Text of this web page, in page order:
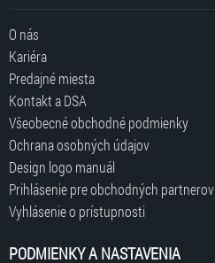
O nás
Kariéra
Predajné miesta
Kontakt a DSA
Všeobecné obchodné podmienky
Ochrana osobných údajov
Design logo manuál
Prihlásenie pre obchodných partnerov
Vyhlásenie o prístupnosti
PODMIENKY A NASTAVENIA